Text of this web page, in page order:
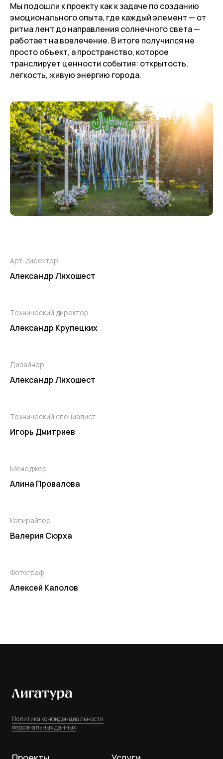
Мы подошли к проекту как к задаче по созданию
эмоционального опыта, где каждый элемент — от
ритма лент до направления солнечного света —
работает на вовлечение. В итоге получился не
просто объект, а пространство, которое
транслирует ценности события: открытость,
легкость, живую энергию города.
Арт-директор
Александр Лихошест
Технический директор
Александр Крупецких
Дизайнер
Александр Лихошест
Технический специалист
Игорь Дмитриев
Менеджер
Алина Провалова
Копирайтер
Валерия Сюрха
Фотограф
Алексей Каполов
Политика конфиденциальности
персональных данных